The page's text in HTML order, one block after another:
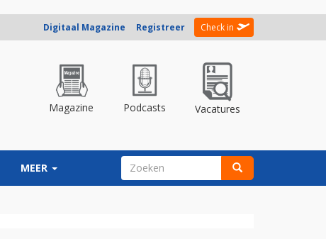
Digitaal Magazine Registreer Check in
Magazine Podcasts Vacatures
MEER ZOEKVELD